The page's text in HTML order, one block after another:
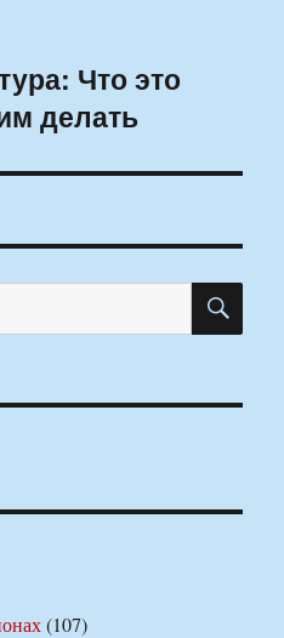
Что это
делать
(107)